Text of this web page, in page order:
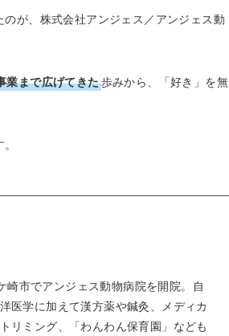
が、株式会社アンジェス／アンジェス動
業まで広げてきた歩みから、「好き」を無
市でアンジェス動物病院を開院。自
医学に加えて漢方薬や鍼灸、メディカ
リミング、「わんわん保育園」なども